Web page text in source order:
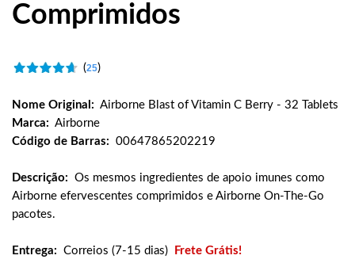
Comprimidos
(25)
Nome Original: Airborne Blast of Vitamin C Berry - 32 Tablets
Marca: Airborne
Código de Barras: 00647865202219
Descrição: Os mesmos ingredientes de apoio imunes como
Airborne efervescentes comprimidos e Airborne On-The-Go
pacotes.
Entrega: Correios (7-15 dias) Frete Grátis!